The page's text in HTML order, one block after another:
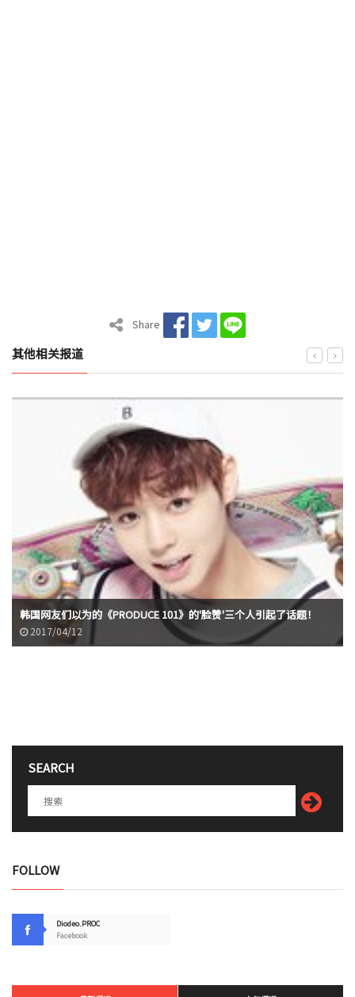
Share
其他相关报道
韩国网友们以为的《PRODUCE 101》的'脸赞'三个人引起了话题！
2017/04/12
SEARCH
FOLLOW
Diodeo.PROC
Facebook